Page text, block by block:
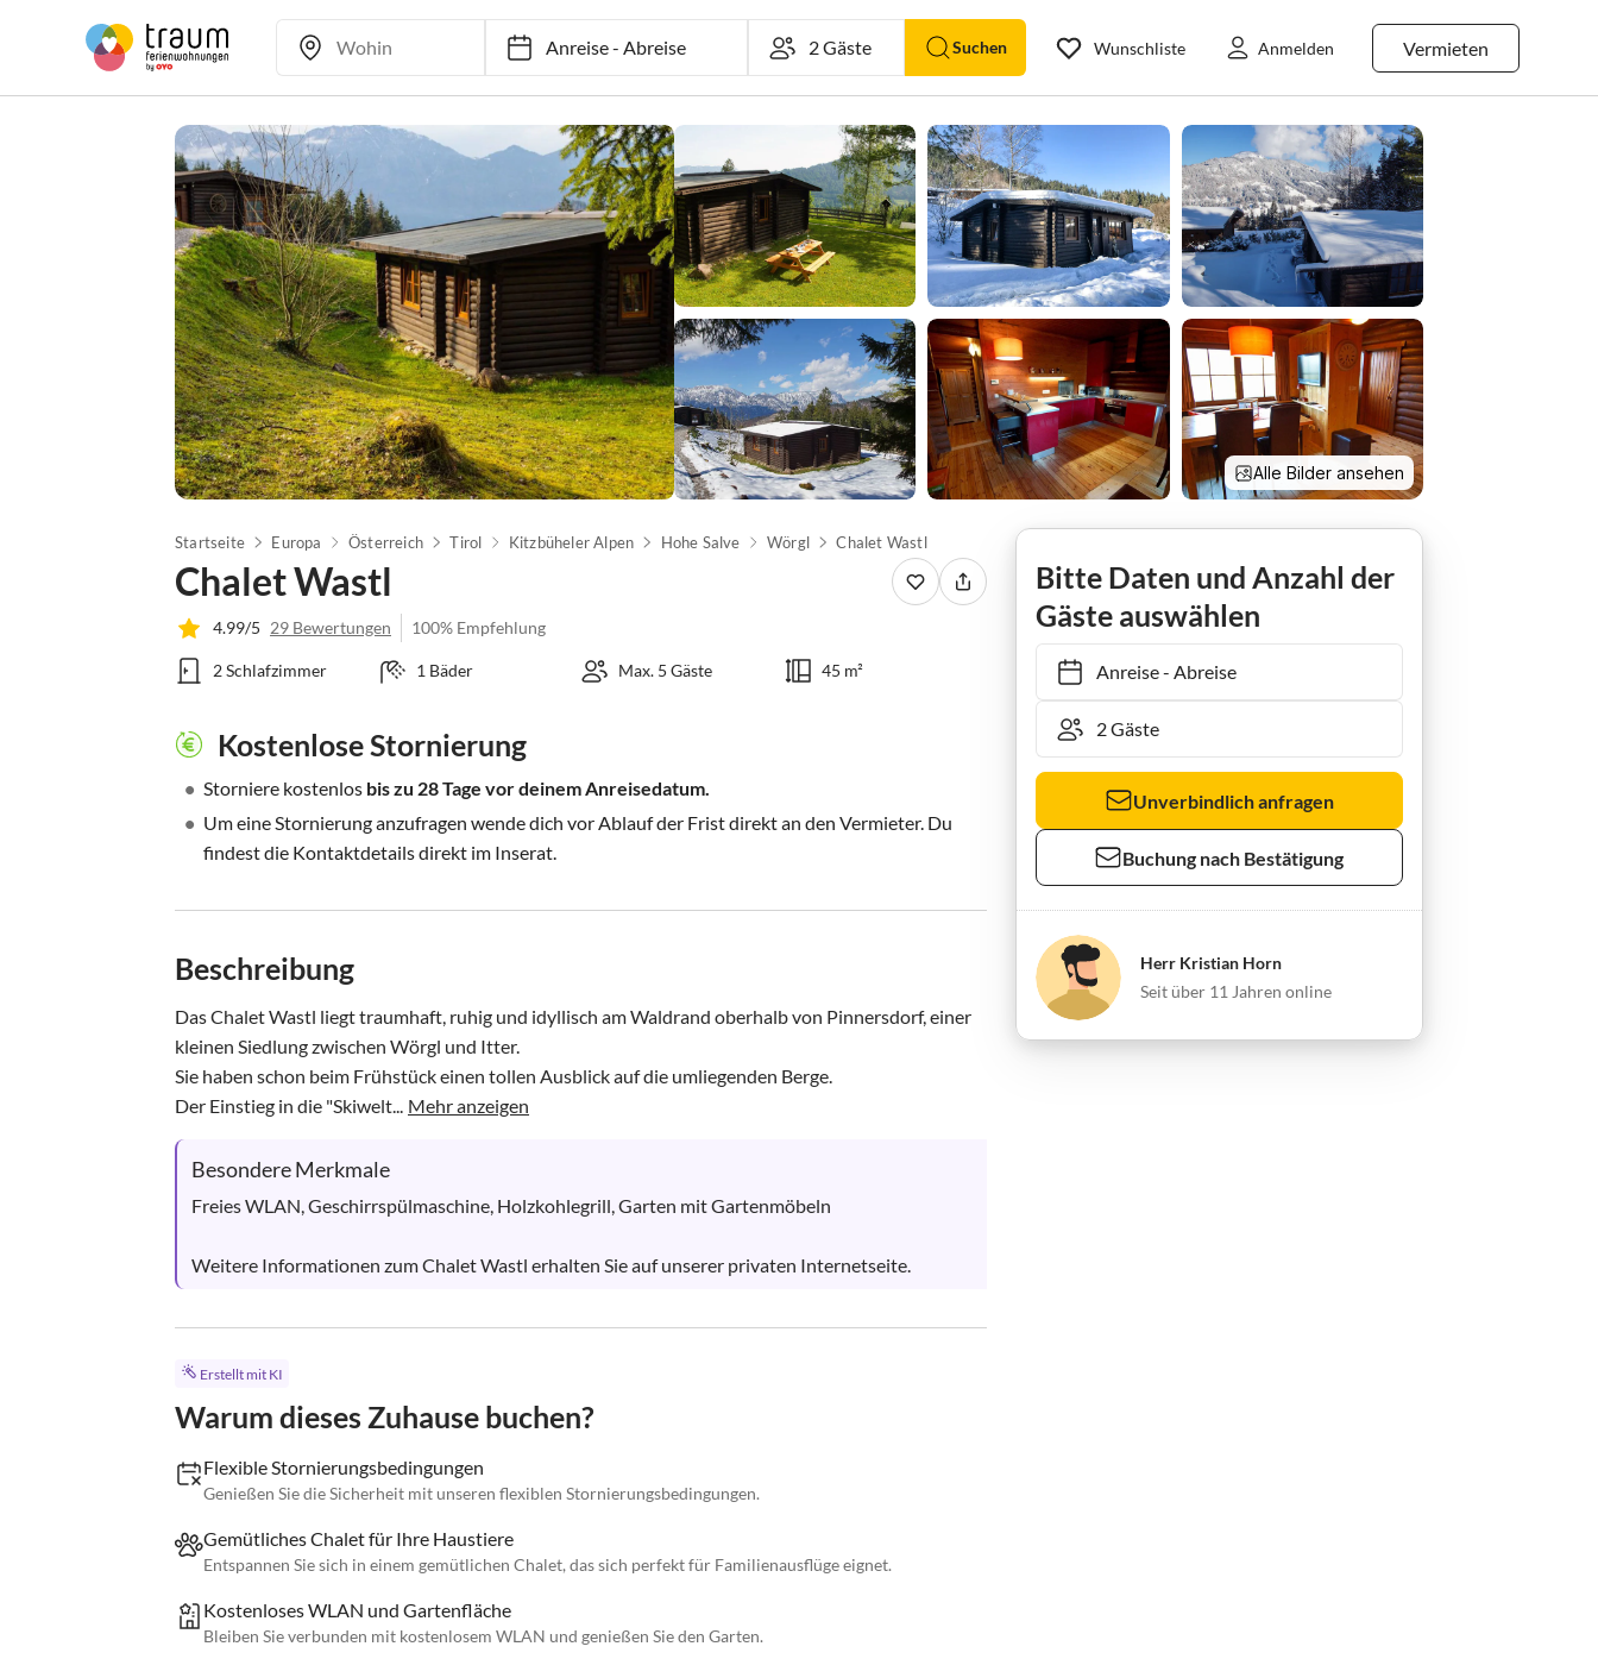
Anreise-Abreise Suchen Vermieten
Wunschliste Anmelden
Alle Bilder ansehen
Startseite Europa Österreich Tirol Kitzbüheler Alpen Hohe Salve Wörgl Chalet Wastl
Chalet Wastl
4.99/5 29 Bewertungen 100% Empfehlung
2 Schlafzimmer 1 Bäder Max. 5 Gäste 45 m²
Kostenlose Stornierung
• Storniere kostenlos bis zu 28 Tage vor deinem Anreisedatum.
• Um eine Stornierung anzufragen wende dich vor Ablauf der Frist direkt an den Vermieter. Du
findest die Kontaktdetails direkt im Inserat.
Beschreibung
Das Chalet Wastl liegt traumhaft, ruhig und idyllisch am Waldrand oberhalb von Pinnersdorf, einer
kleinen Siedlung zwischen Wörgl und Itter.
Sie haben schon beim Frühstück einen tollen Ausblick auf die umliegenden Berge.
Der Einstieg in die "Skiwelt... Mehr anzeigen
Besondere Merkmale
Freies WLAN, Geschirrspülmaschine, Holzkohlegrill, Garten mit Gartenmöbeln
Weitere Informationen zum Chalet Wastl erhalten Sie auf unserer privaten Internetseite.
Erstellt mit KI
Warum dieses Zuhause buchen?
Flexible Stornierungsbedingungen
Genießen Sie die Sicherheit mit unseren flexiblen Stornierungsbedingungen.
Gemütliches Chalet für Ihre Haustiere
Entspannen Sie sich in einem gemütlichen Chalet, das sich perfekt für Familienausflüge eignet.
Kostenloses WLAN und Gartenfläche
Bleiben Sie verbunden mit kostenlosem WLAN und genießen Sie den Garten.
Bitte Daten und Anzahl der
Gäste auswählen
Anreise- Abreise
Unverbindlich anfragen
Buchung nach Bestätigung
Herr Kristian Horn
Seit über 11 Jahren online